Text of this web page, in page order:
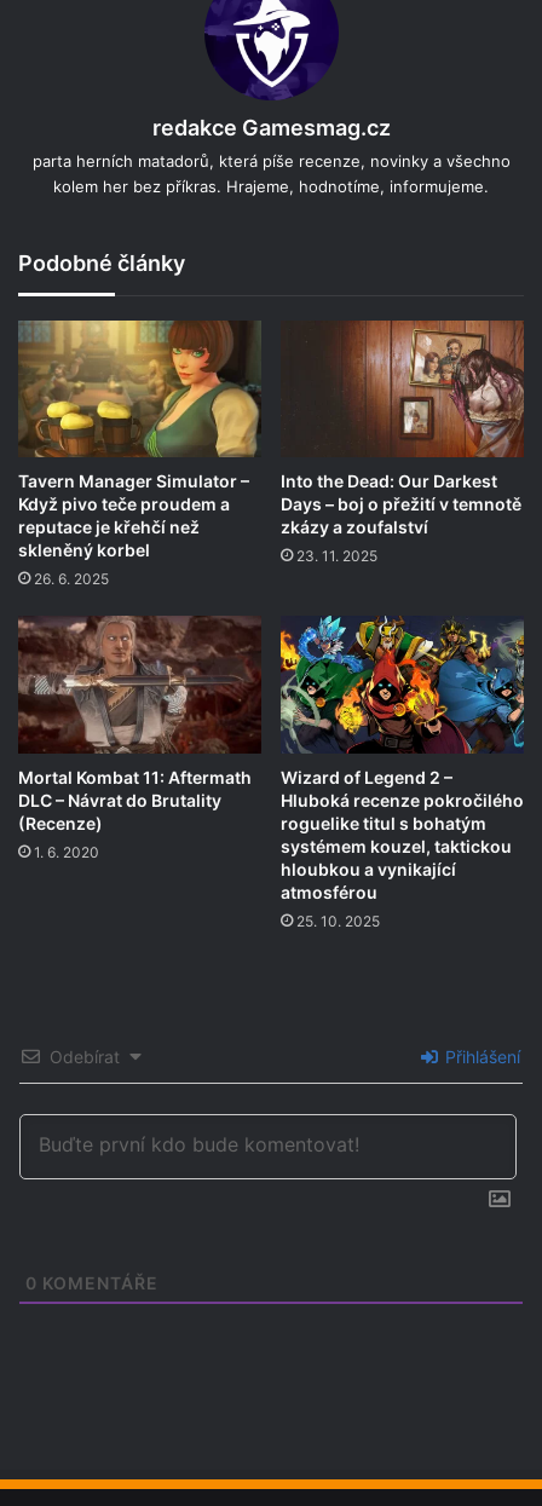
redakce Gamesmag.cz
parta herních matadorů, která píše recenze, novinky a všechno
kolem her bez příkras. Hrajeme, hodnotíme, informujeme.
Podobné články
Tavern Manager Simulator –
Když pivo teče proudem a
reputace je křehčí než
skleněný korbel
26. 6. 2025
Into the Dead: Our Darkest
Days – boj o přežití v temnotě
zkázy a zoufalství
23. 11. 2025
Mortal Kombat 11: Aftermath
DLC – Návrat do Brutality
(Recenze)
1. 6. 2020
Wizard of Legend 2 –
Hluboká recenze pokročilého
roguelike titul s bohatým
systémem kouzel, taktickou
hloubkou a vynikající
atmosférou
25. 10. 2025
Odebírat Přihlášení
0 KOMENTÁŘE